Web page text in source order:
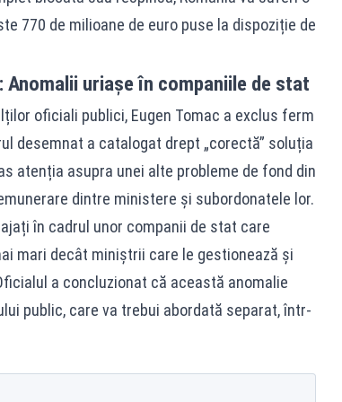
770 de milioane de euro puse la dispoziție de
uriașe în companiile de stat
oficiali publici, Eugen Tomac a exclus ferm
desemnat a catalogat drept „corectă” soluția
atenția asupra unei alte probleme de fond din
dintre ministere și subordonatele lor.
în cadrul unor companii de stat care
mari decât miniștrii care le gestionează și
a concluzionat că această anomalie
public, care va trebui abordată separat, într-